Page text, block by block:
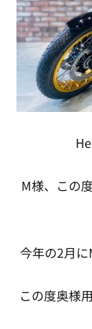
M様、この
今年の2月
この度奥様